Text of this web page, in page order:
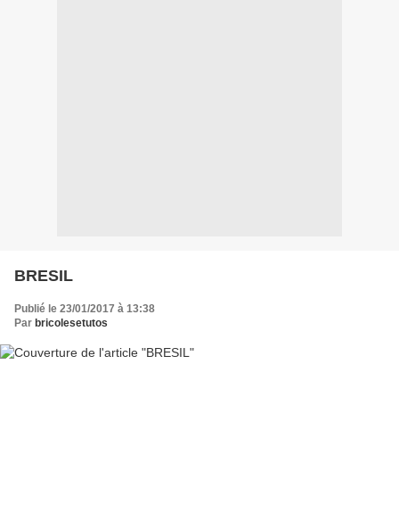
BRESIL
Publié le 23/01/2017 à 13:38
Par bricolesetutos